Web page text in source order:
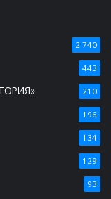
2 740
443
210
196
134
129
93